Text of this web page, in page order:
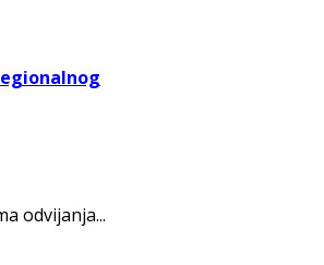
odvijanja...